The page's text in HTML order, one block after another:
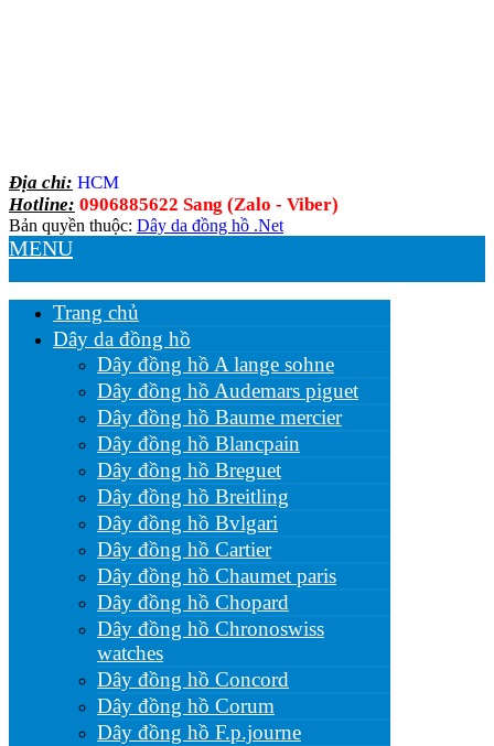
Địa chỉ: HCM
Hotline: 0906885622 Sang (Zalo - Viber)
Bản quyền thuộc: Dây da đồng hồ .Net
MENU
Trang chủ
Dây da đồng hồ
Dây đồng hồ A lange sohne
Dây đồng hồ Audemars piguet
Dây đồng hồ Baume mercier
Dây đồng hồ Blancpain
Dây đồng hồ Breguet
Dây đồng hồ Breitling
Dây đồng hồ Bvlgari
Dây đồng hồ Cartier
Dây đồng hồ Chaumet paris
Dây đồng hồ Chopard
Dây đồng hồ Chronoswiss
watches
Dây đồng hồ Concord
Dây đồng hồ Corum
Dây đồng hồ F.p.journe